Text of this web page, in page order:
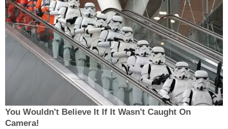
You Wouldn't Believe It If It Wasn't Caught On
Camera!